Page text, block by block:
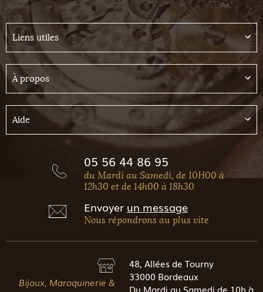
Liens utiles
À propos
Aide
05 56 44 86 95
du Mardi au Samedi, de 10H00 à
12h30 et de 14h00 à 18h30
Envoyer un message
Nous répondrons au plus vite
Bijoux, Maroquinerie &
48, Allées de Tourny
33000 Bordeaux
Du Mardi au Samedi de 10h à